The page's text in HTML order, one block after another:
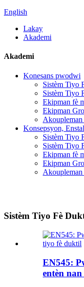
English
Lakay
Akademi
Akademi
Konesans pwodwi
Sistèm Tiyo
Sistèm Tiyo
Ekipman fè
Ekipman
Konsepsyon,
Sistèm Tiyo
Sistèm Tiyo
Ekipman fè
Ekipman
Sistèm Tiyo Fè
EN545:
entèn